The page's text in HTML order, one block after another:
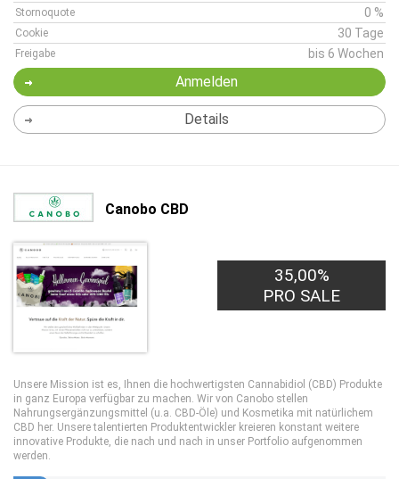
Stornoquote 0 %
Cookie 30 Tage
Freigabe bis 6 Wochen
Anmelden
Details
Canobo CBD
35,00%
PRO SALE
Unsere Mission ist es, Ihnen die hochwertigsten Cannabidiol (CBD) Produkte
in ganz Europa verfügbar zu machen. Wir von Canobo stellen
Nahrungsergänzungsmittel (u.a. CBD-Öle) und Kosmetika mit natürlichem
CBD her. Unsere talentierten Produktentwickler kreieren konstant weitere
innovative Produkte, die nach und nach in unser Portfolio aufgenommen
werden.